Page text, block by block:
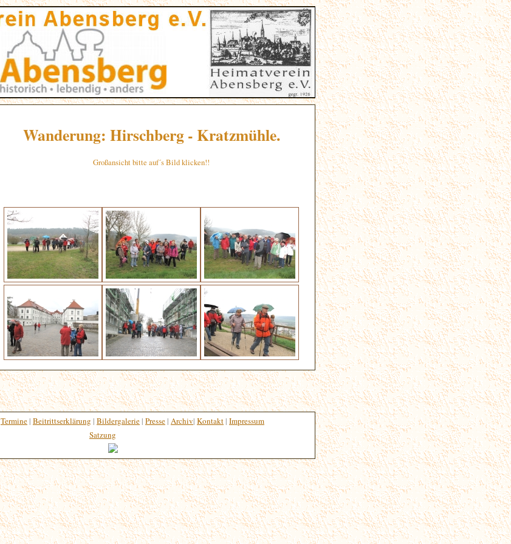
Wanderung: Hirschberg - Kratzmühle.
Großansicht bitte auf´s Bild klicken!!
Termine | Beitrittserklärung | Bildergalerie | Presse | Archiv| Kontakt | Impressum
Satzung